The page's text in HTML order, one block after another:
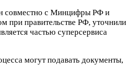
совместно с Минцифры РФ и
при правительстве РФ, уточнили
частью суперсервиса
могут подавать документы,